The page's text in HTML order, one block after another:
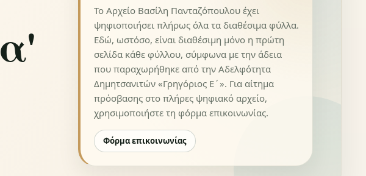
Το Αρχείο Βασίλη Πανταζόπουλου έχει
ψηφιοποιήσει πλήρως όλα τα διαθέσιμα φύλλα.
Εδώ, ωστόσο, είναι διαθέσιμη μόνο η πρώτη
σελίδα κάθε φύλλου, σύμφωνα με την άδεια
που παραχωρήθηκε από την Αδελφότητα
Δημητσανιτών «Γρηγόριος Ε΄». Για αίτημα
πρόσβασης στο πλήρες ψηφιακό αρχείο,
χρησιμοποιήστε τη φόρμα επικοινωνίας.
Φόρμα επικοινωνίας